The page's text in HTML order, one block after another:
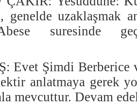
uzaklaşmak
suresinde
Evet Şimdi Berberice
anlatmaya gerek
mevcuttur. Devam